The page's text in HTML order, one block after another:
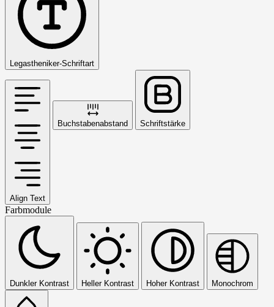
Legastheniker-Schriftart
Align Text
Buchstabenabstand Schriftstärke
Farbmodule
Dunkler Kontrast Heller Kontrast Hoher Kontrast Monochrom